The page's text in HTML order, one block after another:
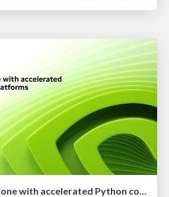
Getting science done with accelerated Python computing platforms